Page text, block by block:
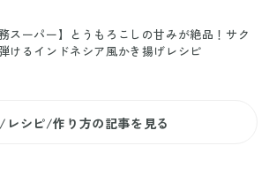
務スーパー】とうもろこしの甘みが絶品！サク
けるインドネシア風かき揚げレシピ
レシピ/作り方の記事を見る